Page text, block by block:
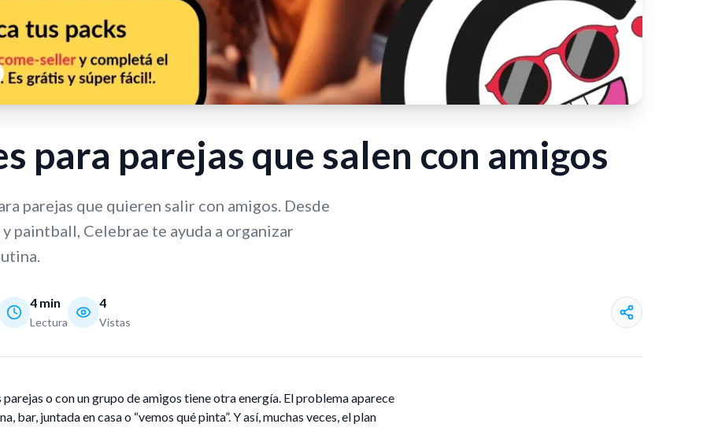
para parejas que salen con amigos
parejas que quieren salir con amigos. Desde
paintball, Celebrae te ayuda a organizar
4 min
Lectura
4
Vistas
o con un grupo de amigos tiene otra energía. El problema aparece
juntada en casa o “vemos qué pinta”. Y así, muchas veces, el plan